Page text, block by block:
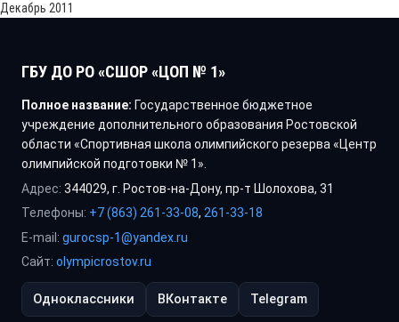
Декабрь 2011
ГБУ ДО РО «СШОР «ЦОП № 1»
Полное название: Государственное бюджетное
учреждение дополнительного образования Ростовской
области «Спортивная школа олимпийского резерва «Центр
олимпийской подготовки № 1».
Адрес: 344029, г. Ростов-на-Дону, пр-т Шолохова, 31
Телефоны: +7 (863) 261-33-08, 261-33-18
E-mail: gurocsp-1@yandex.ru
Сайт: olympicrostov.ru
Одноклассники ВКонтакте Telegram